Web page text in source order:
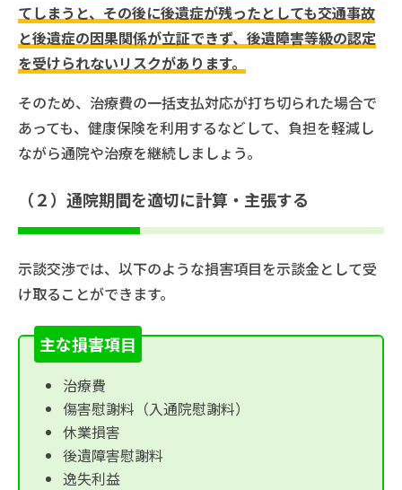
てしまうと、その後に後遺症が残ったとしても交通事故
と後遺症の因果関係が立証できず、後遺障害等級の認定
を受けられないリスクがあります。
そのため、治療費の一括支払対応が打ち切られた場合で
あっても、健康保険を利用するなどして、負担を軽減し
ながら通院や治療を継続しましょう。
（２）通院期間を適切に計算・主張する
示談交渉では、以下のような損害項目を示談金として受
け取ることができます。
主な損害項目
治療費
傷害慰謝料（入通院慰謝料）
休業損害
後遺障害慰謝料
逸失利益